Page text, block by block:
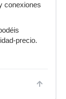
conexiones
precio.